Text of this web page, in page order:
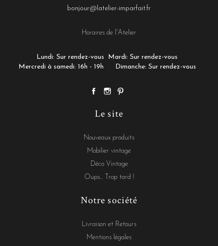
bonjour@latelier-imparfait.fr
Horaires de l'Atelier
Lundi: Sur rendez-vous
Mardi: Sur rendez-vous
Mercredi à samedi: 16h - 19h
Dimanche: Sur rendez-vous
Le site
Nouveaux produits
Mobilier vintage
Déco Vintage
Oups... Trop tard !
Notre société
Livraison et Retours
Mentions légales